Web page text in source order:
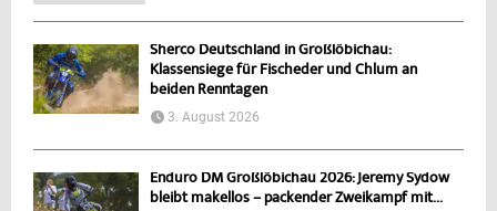
Sherco Deutschland in Großlöbichau:
Klassensiege für Fischeder und Chlum an
beiden Renntagen
3. August 2026
Enduro DM Großlöbichau 2026: Jeremy Sydow
bleibt makellos – packender Zweikampf mit...